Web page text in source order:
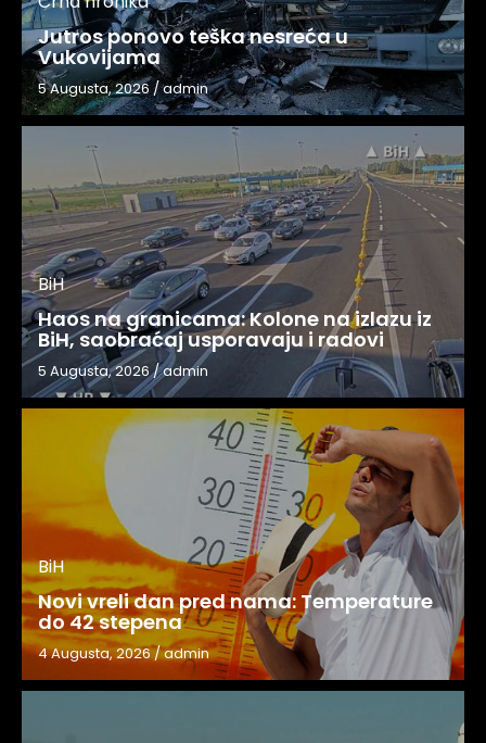
Jutros ponovo teška nesreća u
Vukovijama
5 Augusta, 2026/admin
BiH
Haos na granicama: Kolone na izlazu iz
BiH, saobraćaj usporavaju i radovi
5 Augusta, 2026/admin
BiH
Novi vreli dan pred nama: Temperature
do 42 stepena
4 Augusta, 2026/admin